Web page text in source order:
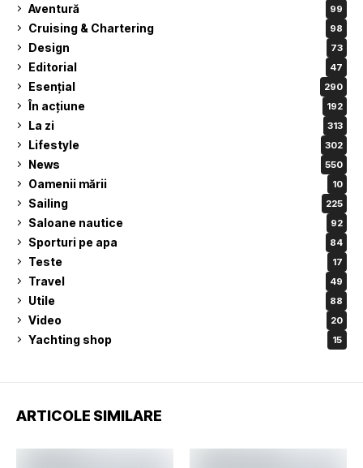
Aventură 99
Cruising & Chartering 98
Design 73
Editorial 47
Esențial 290
În acțiune 192
La zi 313
Lifestyle 302
News 550
Oamenii mării 10
Sailing 225
Saloane nautice 92
Sporturi pe apa 84
Teste 17
Travel 49
Utile 88
Video 20
Yachting shop 15
ARTICOLE SIMILARE